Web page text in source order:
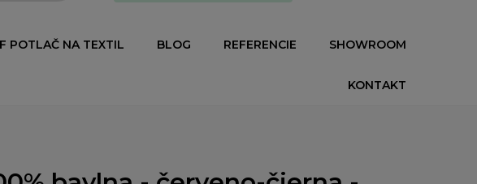
POTLAČ NA TEXTIL BLOG REFERENCIE SHOWROOM
KONTAKT